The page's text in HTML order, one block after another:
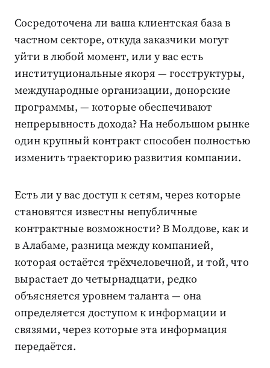
Сосредоточена ли ваша клиентская база в
частном секторе, откуда заказчики могут
уйти в любой момент, или у вас есть
институциональные якоря — госструктуры,
международные организации, донорские
программы, — которые обеспечивают
непрерывность дохода? На небольшом рынке
один крупный контракт способен полностью
изменить траекторию развития компании.
Есть ли у вас доступ к сетям, через которые
становятся известны непубличные
контрактные возможности? В Молдове, как и
в Алабаме, разница между компанией,
которая остаётся трёхчеловечной, и той, что
вырастает до четырнадцати, редко
объясняется уровнем таланта — она
определяется доступом к информации и
связями, через которые эта информация
передаётся.